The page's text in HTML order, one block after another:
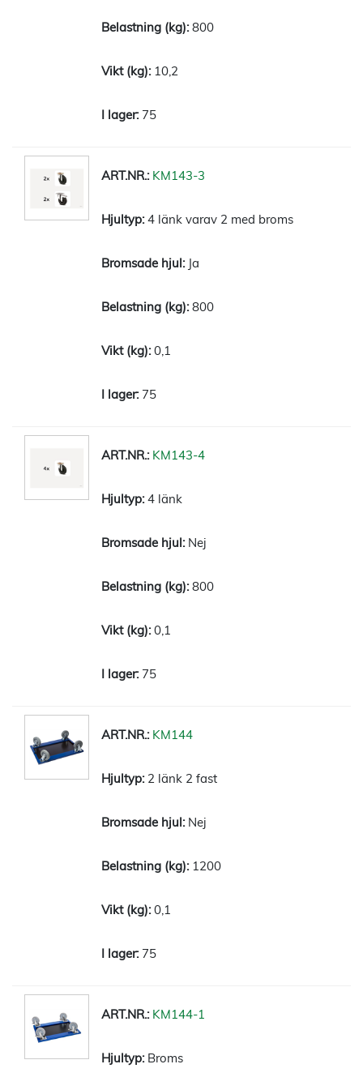
800
10,2
75
KM143-3
4 länk varav 2 med broms
Ja
800
0,1
75
KM143-4
4 länk
Nej
800
0,1
75
KM144
2 länk 2 fast
Nej
1200
0,1
75
KM144-1
Broms